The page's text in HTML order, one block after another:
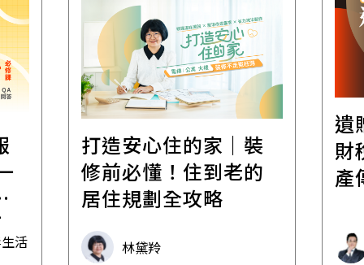
活
打造安心住的家｜裝
修前必懂！住到老的
居住規劃全攻略
林黛羚
遺
財
產